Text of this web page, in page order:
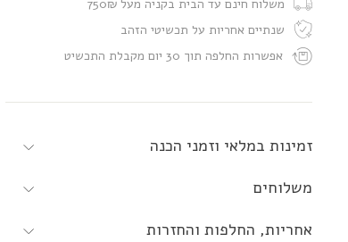
משלוח חינם עד הבית בקניה מעל 750₪
שנתיים אחריות על תכשיטי הזהב
אפשרות החלפה תוך 30 יום מקבלת התכשיט
זמינות במלאי וזמני הכנה
משלוחים
אחריות, החלפות והחזרות